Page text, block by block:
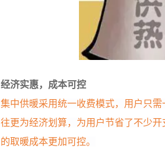
经济实惠，成本可控
集中供暖采用统一收费模式，用户只
往更为经济划算，为用户节省了不少
的取暖成本更加可控。